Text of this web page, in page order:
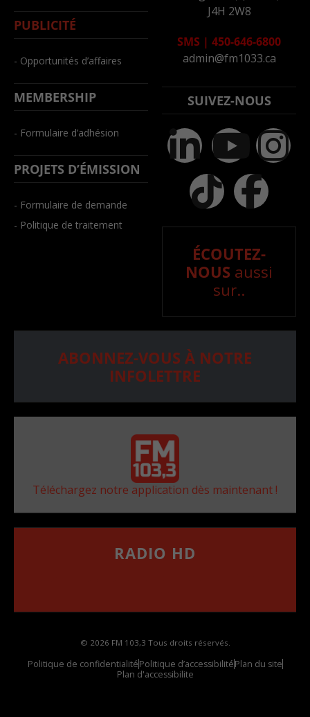
PUBLICITÉ
- Opportunités d’affaires
MEMBERSHIP
- Formulaire d’adhésion
PROJETS D’ÉMISSION
- Formulaire de demande
- Politique de traitement
J4H 2W8
SMS | 450-646-6800
admin@fm1033.ca
SUIVEZ-NOUS
ÉCOUTEZ-
NOUS aussi
sur..
ABONNEZ-VOUS À NOTRE
INFOLETTRE
Téléchargez notre application dès maintenant !
RADIO HD
© 2026 FM 103,3 Tous droits réservés.
Politique de confidentialitéPolitique d’accessibilitéPlan du site
Plan d'accessibilite